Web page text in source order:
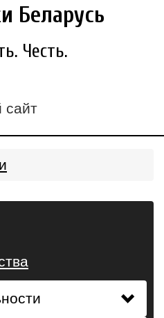
Беларусь
Честь.